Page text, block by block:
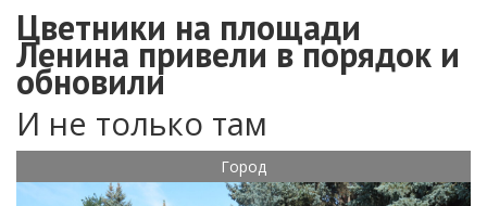
Цветники на площади
Ленина привели в порядок и
обновили
И не только там
Город